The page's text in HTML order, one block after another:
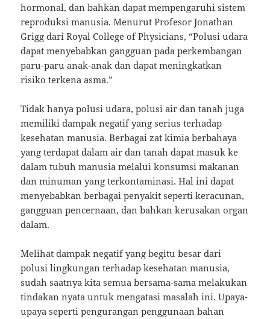
hormonal, dan bahkan dapat mempengaruhi sistem
reproduksi manusia. Menurut Profesor Jonathan
Grigg dari Royal College of Physicians, “Polusi udara
dapat menyebabkan gangguan pada perkembangan
paru-paru anak-anak dan dapat meningkatkan
risiko terkena asma.”
Tidak hanya polusi udara, polusi air dan tanah juga
memiliki dampak negatif yang serius terhadap
kesehatan manusia. Berbagai zat kimia berbahaya
yang terdapat dalam air dan tanah dapat masuk ke
dalam tubuh manusia melalui konsumsi makanan
dan minuman yang terkontaminasi. Hal ini dapat
menyebabkan berbagai penyakit seperti keracunan,
gangguan pencernaan, dan bahkan kerusakan organ
dalam.
Melihat dampak negatif yang begitu besar dari
polusi lingkungan terhadap kesehatan manusia,
sudah saatnya kita semua bersama-sama melakukan
tindakan nyata untuk mengatasi masalah ini. Upaya-
upaya seperti pengurangan penggunaan bahan